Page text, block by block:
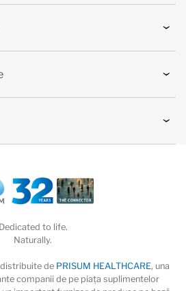
Dedicated to life.
Naturally.
de PRISUM HEALTHCARE, una
companii de pe piaţa suplimentelor